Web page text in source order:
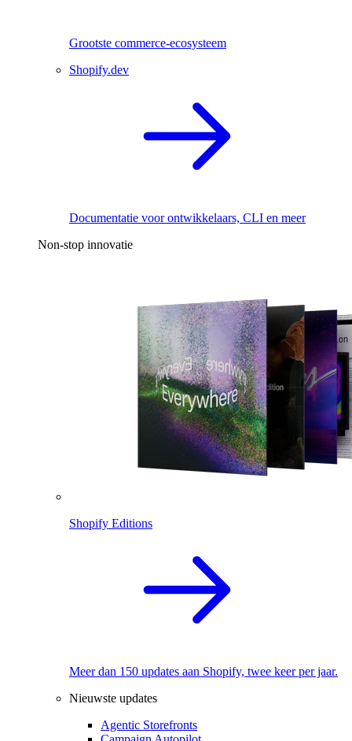
Grootste commerce-ecosysteem
Shopify.dev
Documentatie voor ontwikkelaars, CLI en meer
Non-stop innovatie
Shopify Editions
Meer dan 150 updates aan Shopify, twee keer per jaar.
Nieuwste updates
Agentic Storefronts